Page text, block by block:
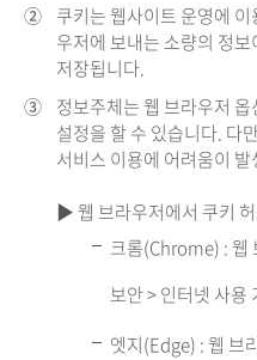
② 쿠키는 웹사이트 운영에
우저에 보내는 소량의 정
저장됩니다.
③ 정보주체는 웹 브라우저
설정을 할 수 있습니다. 다
서비스 이용에 어려움이
▶ 웹 브라우저에서 쿠키
크롬(Chrome) : 웹
보안 > 인터넷 사용
엣지(Edge) : 웹 브